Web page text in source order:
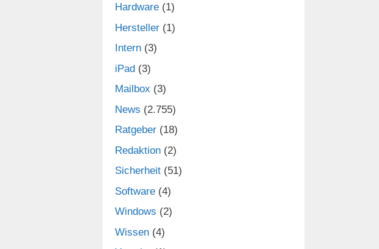
Hardware (1)
Hersteller (1)
Intern (3)
iPad (3)
Mailbox (3)
News (2.755)
Ratgeber (18)
Redaktion (2)
Sicherheit (51)
Software (4)
Windows (2)
Wissen (4)